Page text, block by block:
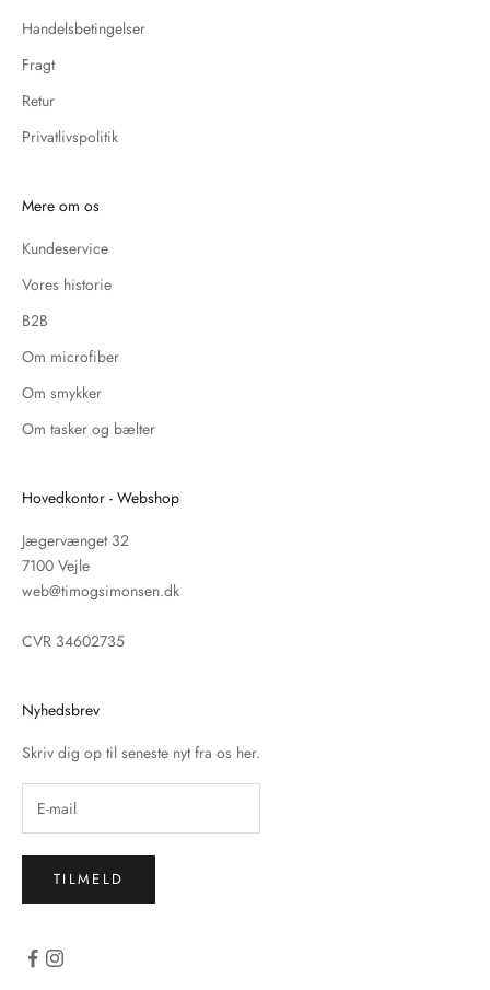
Handelsbetingelser
Fragt
Retur
Privatlivspolitik
Mere om os
Kundeservice
Vores historie
B2B
Om microfiber
Om smykker
Om tasker og bælter
Hovedkontor - Webshop
Jægervænget 32
7100 Vejle
web@timogsimonsen.dk
CVR 34602735
Nyhedsbrev
Skriv dig op til seneste nyt fra os her.
TILMELD